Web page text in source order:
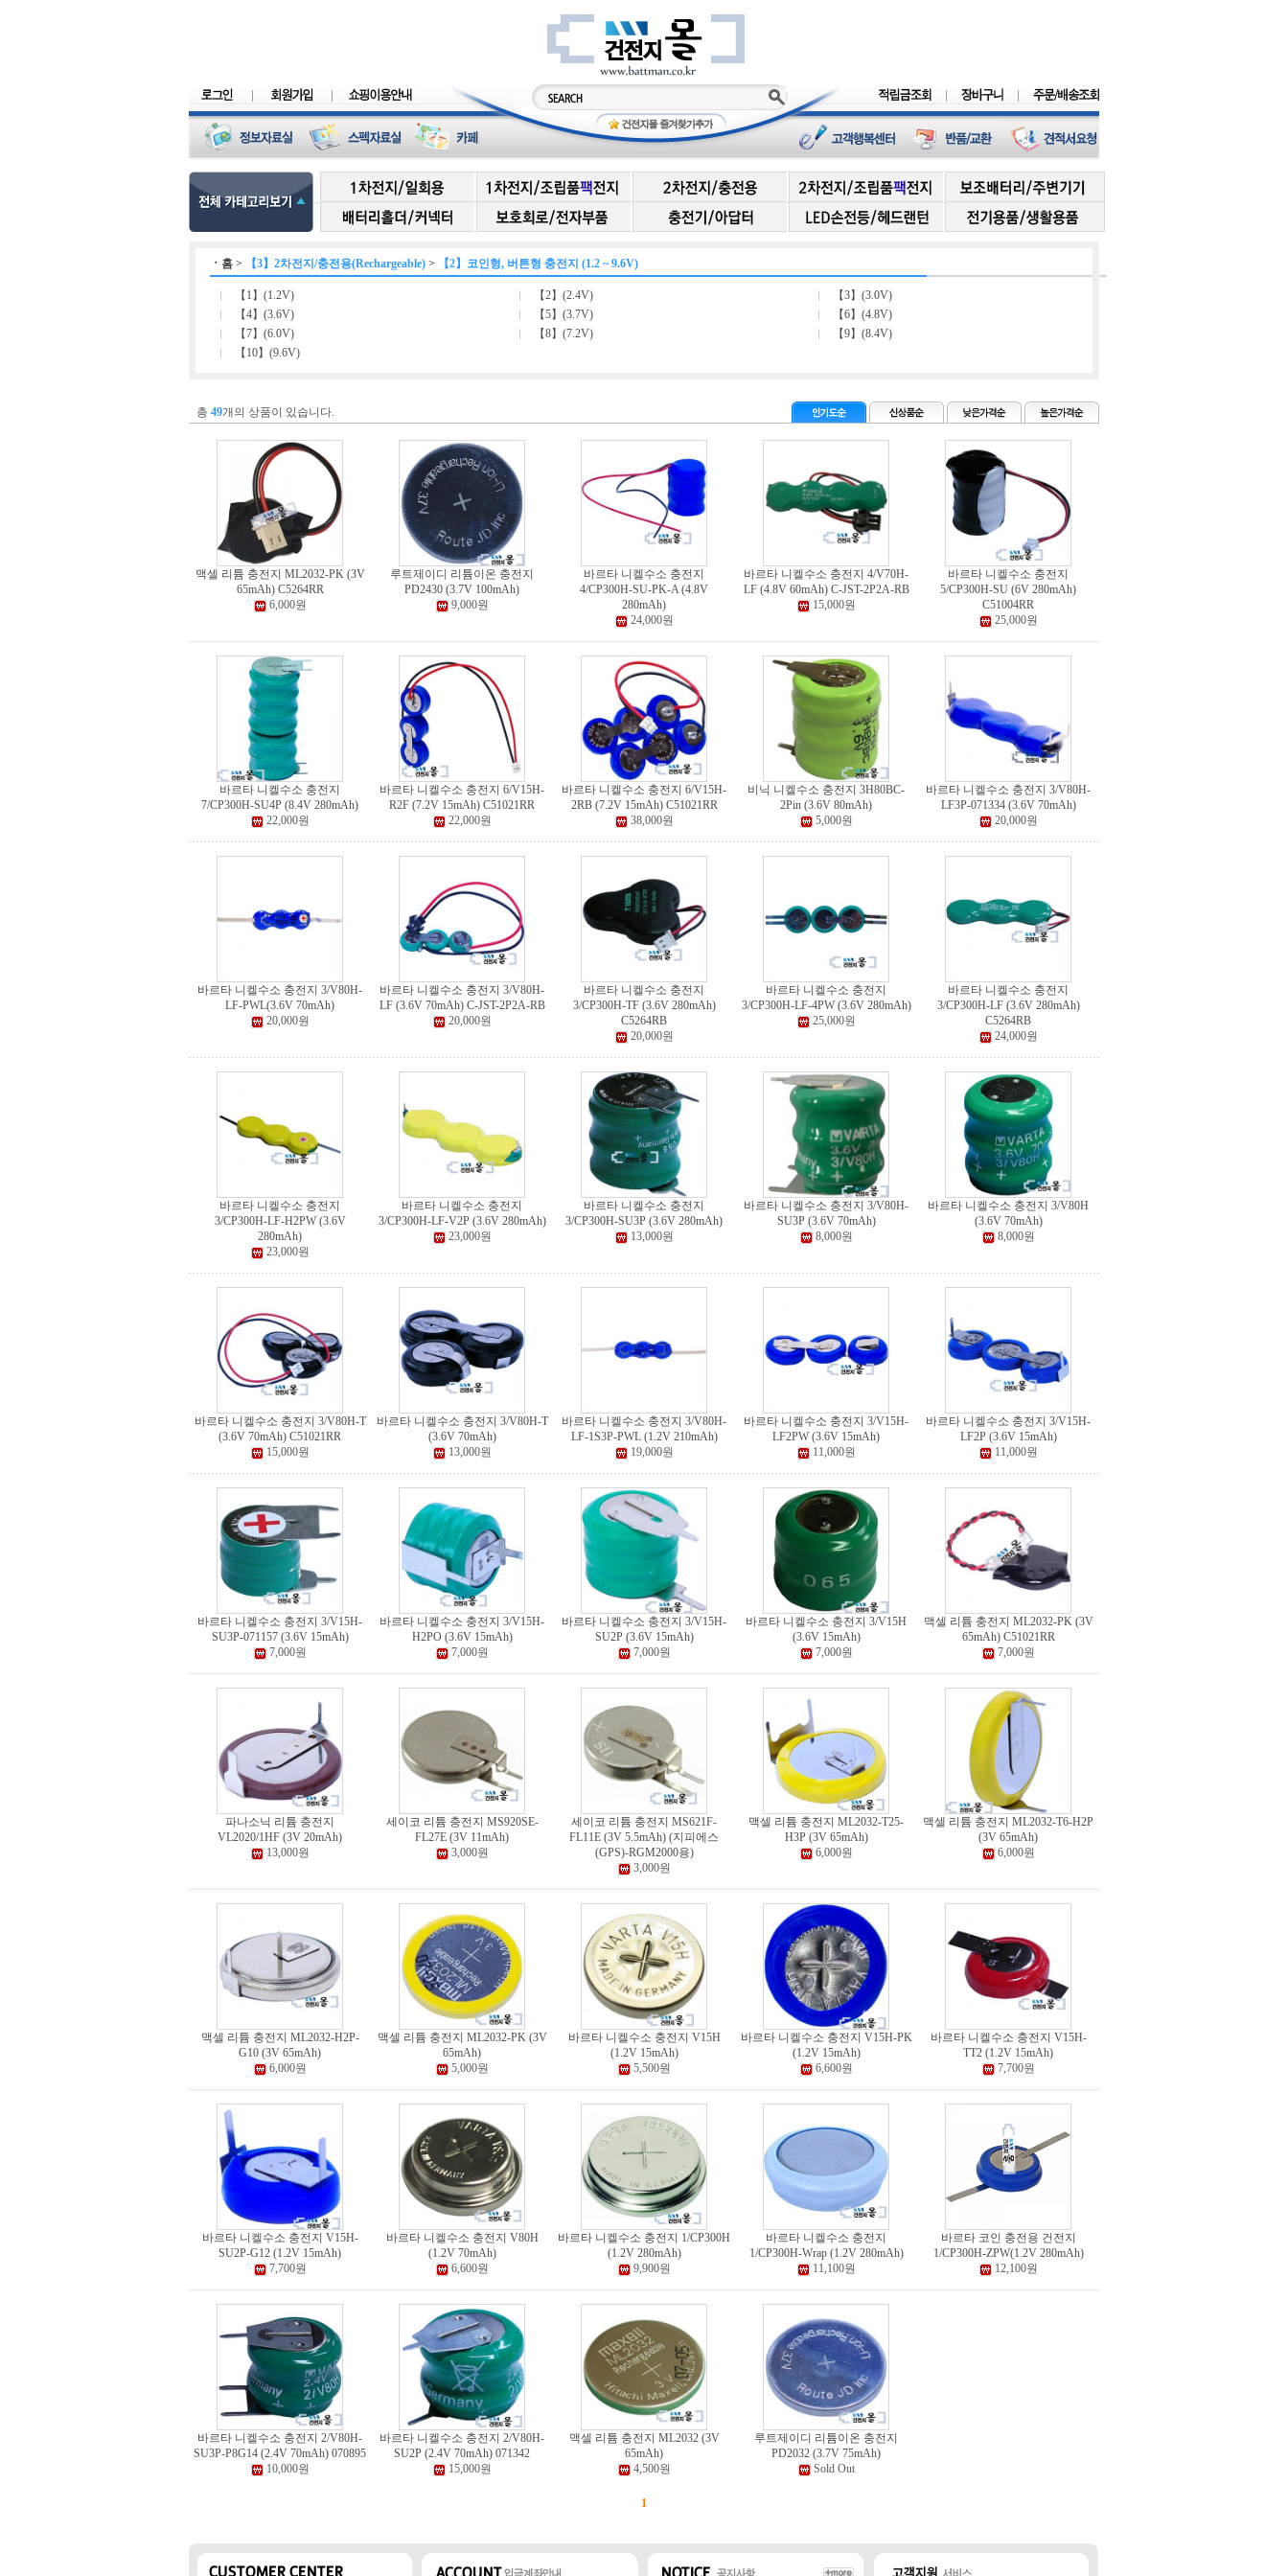
ㆍ 홈 > 【3】2차전지/충전용(Rechargeable) > 【2】코인형, 버튼형 충전지 (1.2 ~ 9.6V)
【1】(1.2V) 【2】(2.4V)
【3】(3.0V)
【4】(3.6V)
【5】(3.7V)
【6】(4.8V)
【7】(6.0V)
【8】(7.2V)
【9】(8.4V)
【10】(9.6V)
총 49개의 상품이 있습니다.
맥셀 리튬 충전지 ML2032-PK (3V
65mAh) C5264RR
6,000원
루트제이디 리튬이온 충전지
PD2430 (3.7V 100mAh)
9,000원
바르타 니켈수소 충전지
4/CP300H-SU-PK-A (4.8V
280mAh)
24,000원
바르타 니켈수소 충전지 4/V70H-
LF (4.8V 60mAh) C-JST-2P2A-RB
15,000원
바르타 니켈수소 충전지
5/CP300H-SU (6V 280mAh)
C51004RR
25,000원
바르타 니켈수소 충전지
7/CP300H-SU4P (8.4V 280mAh)
22,000원
바르타 니켈수소 충전지 6/V15H-
R2F (7.2V 15mAh) C51021RR
22,000원
바르타 니켈수소 충전지 6/V15H-
2RB (7.2V 15mAh) C51021RR
38,000원
비닉 니켈수소 충전지 3H80BC-
2Pin (3.6V 80mAh)
5,000원
바르타 니켈수소 충전지 3/V80H-
LF3P-071334 (3.6V 70mAh)
20,000원
바르타 니켈수소 충전지 3/V80H-
LF-PWL(3.6V 70mAh)
20,000원
바르타 니켈수소 충전지 3/V80H-
LF (3.6V 70mAh) C-JST-2P2A-RB
20,000원
바르타 니켈수소 충전지
3/CP300H-TF (3.6V 280mAh)
C5264RB
20,000원
바르타 니켈수소 충전지
3/CP300H-LF-4PW (3.6V 280mAh)
25,000원
바르타 니켈수소 충전지
3/CP300H-LF (3.6V 280mAh)
C5264RB
24,000원
바르타 니켈수소 충전지
3/CP300H-LF-H2PW (3.6V
280mAh)
23,000원
바르타 니켈수소 충전지
3/CP300H-LF-V2P (3.6V 280mAh)
23,000원
바르타 니켈수소 충전지
3/CP300H-SU3P (3.6V 280mAh)
13,000원
바르타 니켈수소 충전지 3/V80H-
SU3P (3.6V 70mAh)
8,000원
바르타 니켈수소 충전지 3/V80H
(3.6V 70mAh)
8,000원
바르타 니켈수소 충전지 3/V80H-T
(3.6V 70mAh) C51021RR
15,000원
바르타 니켈수소 충전지 3/V80H-T
(3.6V 70mAh)
13,000원
바르타 니켈수소 충전지 3/V80H-
LF-1S3P-PWL (1.2V 210mAh)
19,000원
바르타 니켈수소 충전지 3/V15H-
LF2PW (3.6V 15mAh)
11,000원
바르타 니켈수소 충전지 3/V15H-
LF2P (3.6V 15mAh)
11,000원
바르타 니켈수소 충전지 3/V15H-
SU3P-071157 (3.6V 15mAh)
7,000원
바르타 니켈수소 충전지 3/V15H-
H2PO (3.6V 15mAh)
7,000원
바르타 니켈수소 충전지 3/V15H-
SU2P (3.6V 15mAh)
7,000원
바르타 니켈수소 충전지 3/V15H
(3.6V 15mAh)
7,000원
맥셀 리튬 충전지 ML2032-PK (3V
65mAh) C51021RR
7,000원
파나소닉 리튬 충전지
VL2020/1HF (3V 20mAh)
13,000원
세이코 리튬 충전지 MS920SE-
FL27E (3V 11mAh)
3,000원
세이코 리튬 충전지 MS621F-
FL11E (3V 5.5mAh) (지피에스
(GPS)-RGM2000용)
3,000원
맥셀 리튬 충전지 ML2032-T25-
H3P (3V 65mAh)
6,000원
맥셀 리튬 충전지 ML2032-T6-H2P
(3V 65mAh)
6,000원
맥셀 리튬 충전지 ML2032-H2P-
G10 (3V 65mAh)
6,000원
맥셀 리튬 충전지 ML2032-PK (3V
65mAh)
5,000원
바르타 니켈수소 충전지 V15H
(1.2V 15mAh)
5,500원
바르타 니켈수소 충전지 V15H-PK
(1.2V 15mAh)
6,600원
바르타 니켈수소 충전지 V15H-
TT2 (1.2V 15mAh)
7,700원
바르타 니켈수소 충전지 V15H-
SU2P-G12 (1.2V 15mAh)
7,700원
바르타 니켈수소 충전지 V80H
(1.2V 70mAh)
6,600원
바르타 니켈수소 충전지 1/CP300H
(1.2V 280mAh)
9,900원
바르타 니켈수소 충전지
1/CP300H-Wrap (1.2V 280mAh)
11,100원
바르타 코인 충전용 건전지
1/CP300H-ZPW(1.2V 280mAh)
12,100원
바르타 니켈수소 충전지 2/V80H-
SU3P-P8G14 (2.4V 70mAh) 070895
10,000원
바르타 니켈수소 충전지 2/V80H-
SU2P (2.4V 70mAh) 071342
15,000원
맥셀 리튬 충전지 ML2032 (3V
65mAh)
4,500원
루트제이디 리튬이온 충전지
PD2032 (3.7V 75mAh)
Sold Out
1